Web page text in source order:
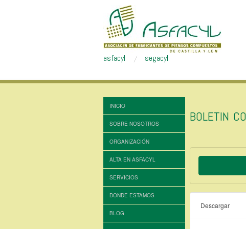
asfacyl segacyl
INICIO
SOBRE NOSOTROS
ORGANIZACIÓN
ALTA EN ASFACYL
SERVICIOS
DONDE ESTAMOS
BLOG
BOLETIN
Descargar